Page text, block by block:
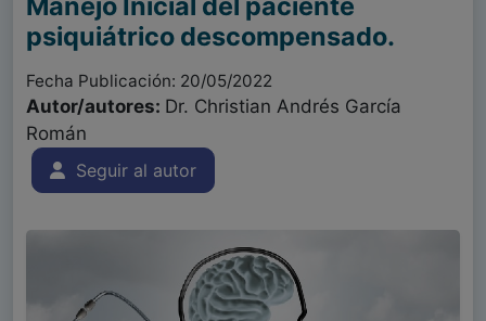
psiquiátrico descompensado.
Fecha Publicación: 20/05/2022
Autor/autores: Dr. Christian Andrés García
Román
Seguir al autor